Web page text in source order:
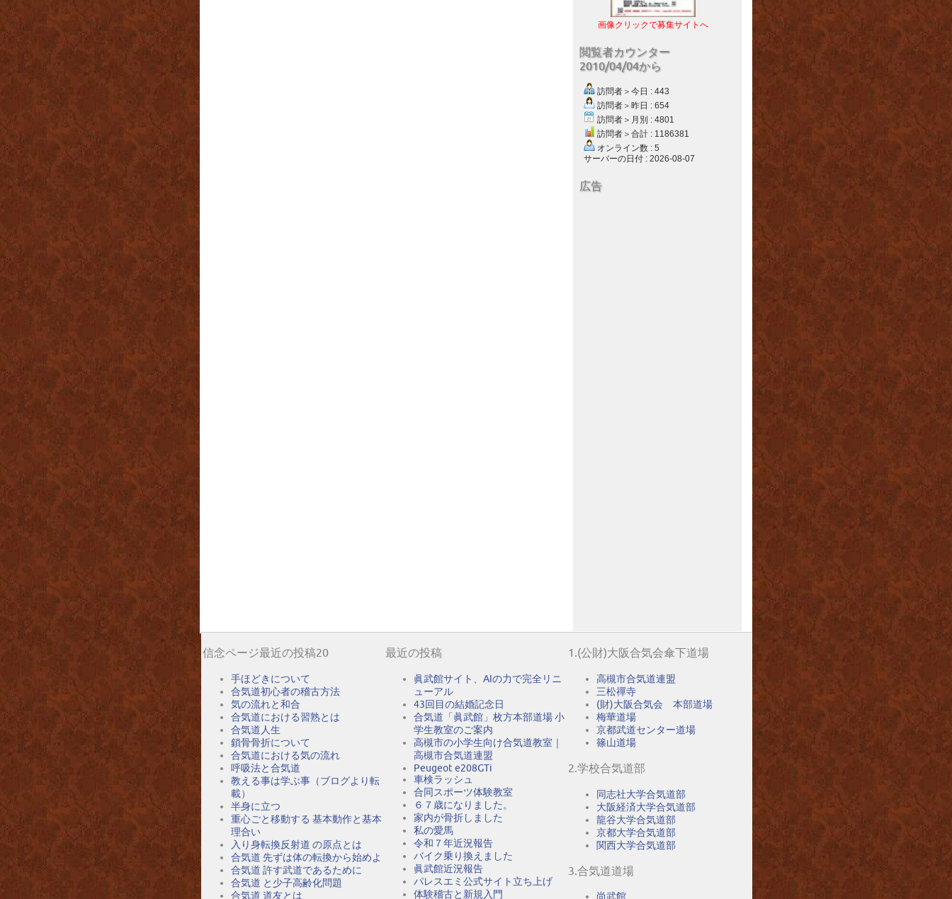
画像クリックで募集サイトへ
閲覧者カウンター
2010/04/04から
訪問者＞今日 : 443
訪問者＞昨日 : 654
訪問者＞月別 : 4801
訪問者＞合計 : 1186381
オンライン数 : 5
サーバーの日付 : 2026-08-07
広告
信念ページ最近の投稿20
手ほどきについて
合気道初心者の稽古方法
気の流れと和合
合気道における習熟とは
合気道人生
鎖骨骨折について
合気道における気の流れ
呼吸法と合気道
教える事は学ぶ事（ブログより転
載）
半身に立つ
重心ごと移動する 基本動作と基本
理合い
入り身転換反射道 の原点とは
合気道 先ずは体の転換から始めよ
合気道 許す武道であるために
合気道 と少子高齢化問題
合気道 道友とは
最近の投稿
眞武館サイト、AIの力で完全リニ
ューアル
43回目の結婚記念日
合気道「眞武館」枚方本部道場 小
学生教室のご案内
高槻市の小学生向け合気道教室｜
高槻市合気道連盟
Peugeot e208GTi
車検ラッシュ
合同スポーツ体験教室
６７歳になりました。
家内が骨折しました
私の愛馬
令和７年近況報告
バイク乗り換えました
眞武館近況報告
パレスエミ公式サイト立ち上げ
体験稽古と新規入門
1.(公財)大阪合気会傘下道場
高槻市合気道連盟
三松禪寺
(財)大阪合気会 本部道場
梅華道場
京都武道センター道場
篠山道場
2.学校合気道部
同志社大学合気道部
大阪経済大学合気道部
龍谷大学合気道部
京都大学合気道部
関西大学合気道部
3.合気道道場
尚武館